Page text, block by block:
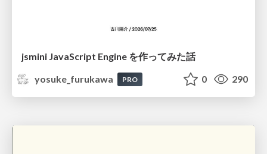
jsmini JavaScript Engine を作ってみた話
yosuke_furukawa
PRO 0 290